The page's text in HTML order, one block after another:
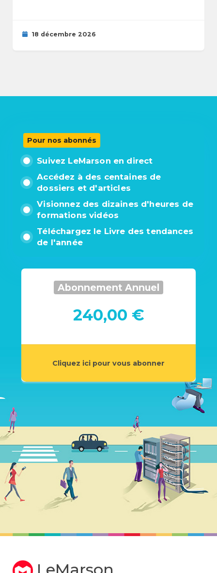
18 décembre 2026
Pour nos abonnés
Suivez LeMarson en direct
Accédez à des centaines de
dossiers et d'articles
Visionnez des dizaines d'heures de
formations vidéos
Téléchargez le Livre des tendances
de l'année
Abonnement Annuel
240,00 €
Cliquez ici pour vous abonner